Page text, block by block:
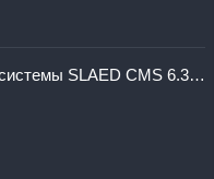
Тестируем релиз Pre-Alpha версии системы SLAED CMS 6.3 Pro